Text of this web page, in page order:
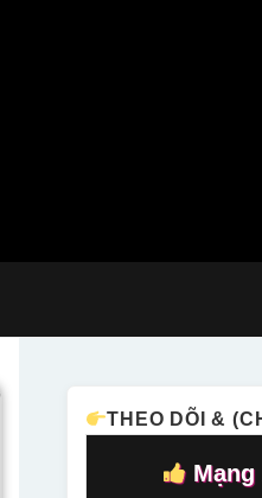
THEO DÕI &
Mạng